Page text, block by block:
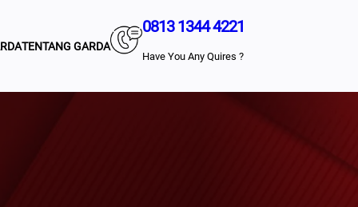
TENTANG GARDA
0813 1344 4221
Have You Any Quires ?